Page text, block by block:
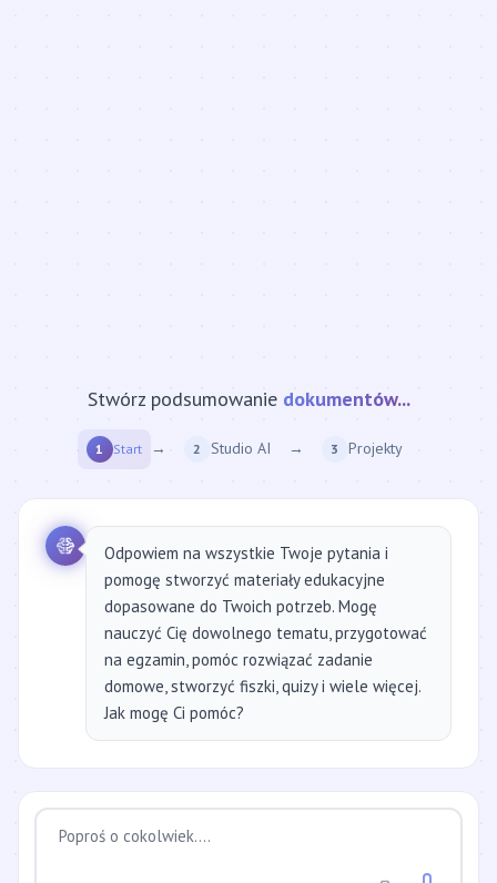
Stwórz podsumowanie strony internetowej...
1 Start → 2 Studio AI → 3 Projekty
Odpowiem na wszystkie Twoje pytania i
pomogę stworzyć materiały edukacyjne
dopasowane do Twoich potrzeb. Mogę
nauczyć Cię dowolnego tematu, przygotować
na egzamin, pomóc rozwiązać zadanie
domowe, stworzyć fiszki, quizy i wiele więcej.
Jak mogę Ci pomóc?